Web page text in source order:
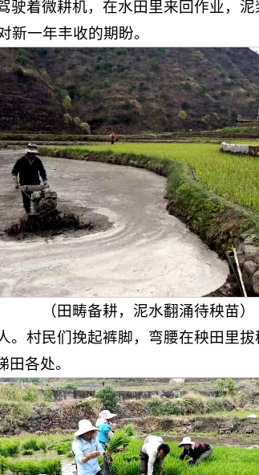
驶着微耕机，在水田里来回作业，
新一年丰收的期盼。
（田畴备耕，泥水翻涌待秧苗）
。村民们挽起裤脚，弯腰在秧田里
各处。